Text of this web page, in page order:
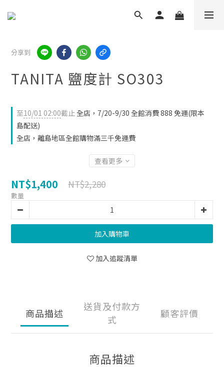
分享到
TANITA 鹽度計 SO303
至10/01 02:00截止全店，7/20-9/30 全館消費 888 免運(限本
島配送)
全店，離島地區全館購物滿三千免運費
查看更多
NT$1,400 NT$2,280
數量
加入購物車
加入追蹤清單
商品描述
送貨及付款方
式
顧客評價
商品描述